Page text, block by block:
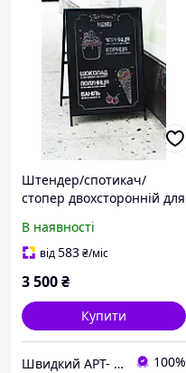
Штендер/спотикач/
стопер двохсторонній для
супермаркетів та для
іншого виду бізнесу
В наявності
від583₴/міс
3 500₴
Купити
Швидкий АРТ- ДРУК 100%